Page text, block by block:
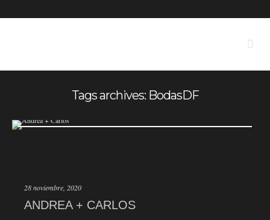
Tags archives: BodasDF
28 noviembre, 2020
ANDREA + CARLOS